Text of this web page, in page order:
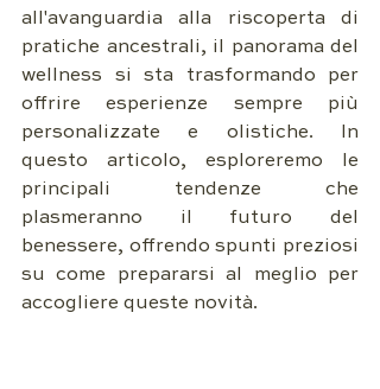
all'avanguardia alla riscoperta di
pratiche ancestrali, il panorama del
wellness si sta trasformando per
offrire esperienze sempre più
personalizzate e olistiche. In
questo articolo, esploreremo le
principali tendenze che
plasmeranno il futuro del
benessere, offrendo spunti preziosi
su come prepararsi al meglio per
accogliere queste novità.